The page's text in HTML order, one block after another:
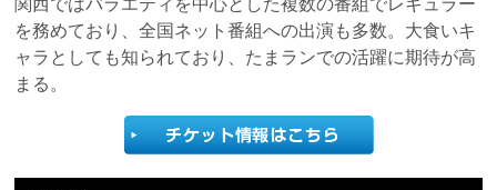
を務めており、全国ネット番組への出演も多数。大食いキ
ャラとしても知られており、たまランでの活躍に期待が高
まる。